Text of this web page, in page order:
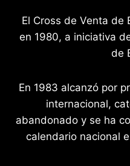
El Cross de Venta de
en 1980, a iniciativa
de
En 1983 alcanzó por
internacional,
abandonado y se ha
calendario nacional